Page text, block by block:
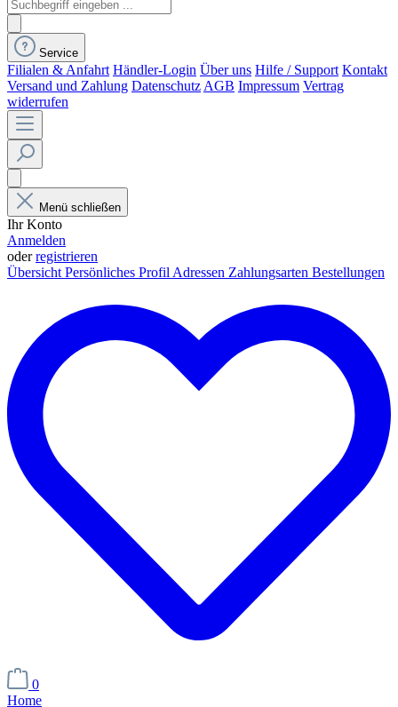
Service
Filialen & Anfahrt Händler-Login Über uns Hilfe / Support Kontakt
Versand und Zahlung Datenschutz AGB Impressum Vertrag
widerrufen
Menü schließen
Ihr Konto
Anmelden
oderregistrieren
Übersicht Persönliches Profil Adressen Zahlungsarten Bestellungen
0
Home